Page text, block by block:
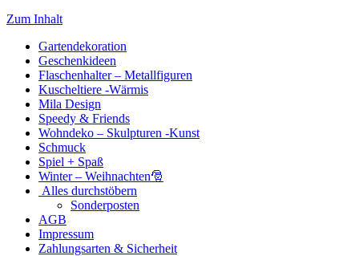
Zum Inhalt
Gartendekoration
Geschenkideen
Flaschenhalter – Metallfiguren
Kuscheltiere -Wärmis
Mila Design
Speedy & Friends
Wohndeko – Skulpturen -Kunst
Schmuck
Spiel + Spaß
Winter – Weihnachten🎅
Alles durchstöbern
Sonderposten
AGB
Impressum
Zahlungsarten & Sicherheit